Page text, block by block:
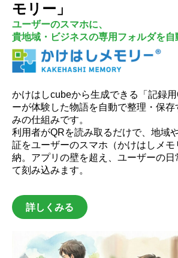
モリー 」
ユーザーのスマホに、
貴地域・ビジネスの専用フォルダを自
かけはしcubeから生成できる「記録
ーが体験した物語を自動で整理・保
みの仕組みです。
利用者がQRを読み取るだけで、地域
証をユーザーのスマホ（かけはしメモ
納。アプリの壁を超え、ユーザーの日
て刻み込みます。
詳しくみる